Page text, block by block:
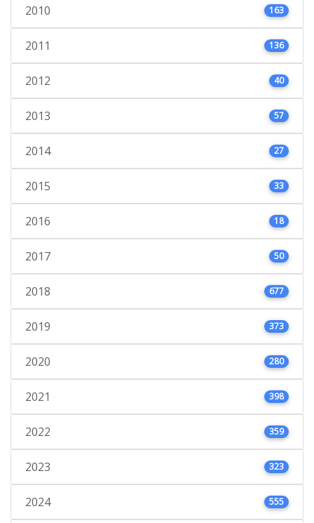
2010 163
2011 136
2012 40
2013 57
2014 27
2015 33
2016 18
2017 50
2018 677
2019 373
2020 280
2021 398
2022 359
2023 323
2024 555